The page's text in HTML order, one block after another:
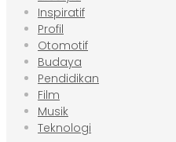
Inspiratif
Profil
Otomotif
Budaya
Pendidikan
Film
Musik
Teknologi